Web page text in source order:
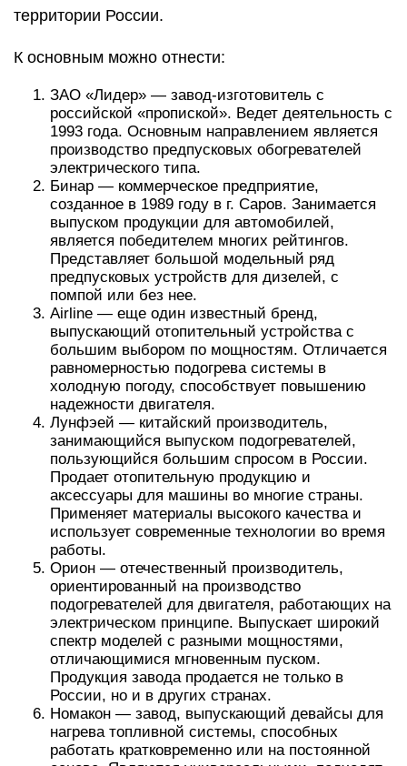
территории России.
К основным можно отнести:
ЗАО «Лидер» — завод-изготовитель с
российской «пропиской». Ведет деятельность с
1993 года. Основным направлением является
производство предпусковых обогревателей
электрического типа.
Бинар — коммерческое предприятие,
созданное в 1989 году в г. Саров. Занимается
выпуском продукции для автомобилей,
является победителем многих рейтингов.
Представляет большой модельный ряд
предпусковых устройств для дизелей, с
помпой или без нее.
Airline — еще один известный бренд,
выпускающий отопительный устройства с
большим выбором по мощностям. Отличается
равномерностью подогрева системы в
холодную погоду, способствует повышению
надежности двигателя.
Лунфэей — китайский производитель,
занимающийся выпуском подогревателей,
пользующийся большим спросом в России.
Продает отопительную продукцию и
аксессуары для машины во многие страны.
Применяет материалы высокого качества и
использует современные технологии во время
работы.
Орион — отечественный производитель,
ориентированный на производство
подогревателей для двигателя, работающих на
электрическом принципе. Выпускает широкий
спектр моделей с разными мощностями,
отличающимися мгновенным пуском.
Продукция завода продается не только в
России, но и в других странах.
Номакон — завод, выпускающий девайсы для
нагрева топливной системы, способных
работать кратковременно или на постоянной